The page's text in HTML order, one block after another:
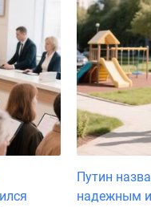
Путин
надежным